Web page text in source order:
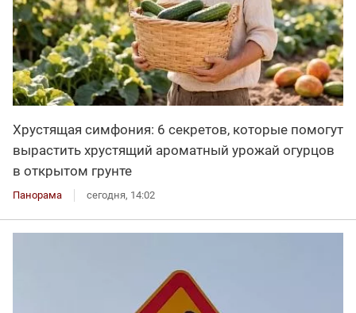
Хрустящая симфония: 6 секретов, которые помогут
вырастить хрустящий ароматный урожай огурцов
в открытом грунте
Панорама сегодня, 14:02